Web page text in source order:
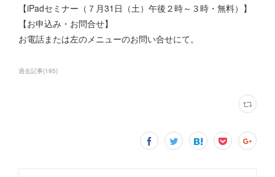
【iPadセミナー（７月31日（土）午後２時～３時・無料）】
【お申込み・お問合せ】
お電話または左のメニューのお問い合せにて。
過去記事(195)